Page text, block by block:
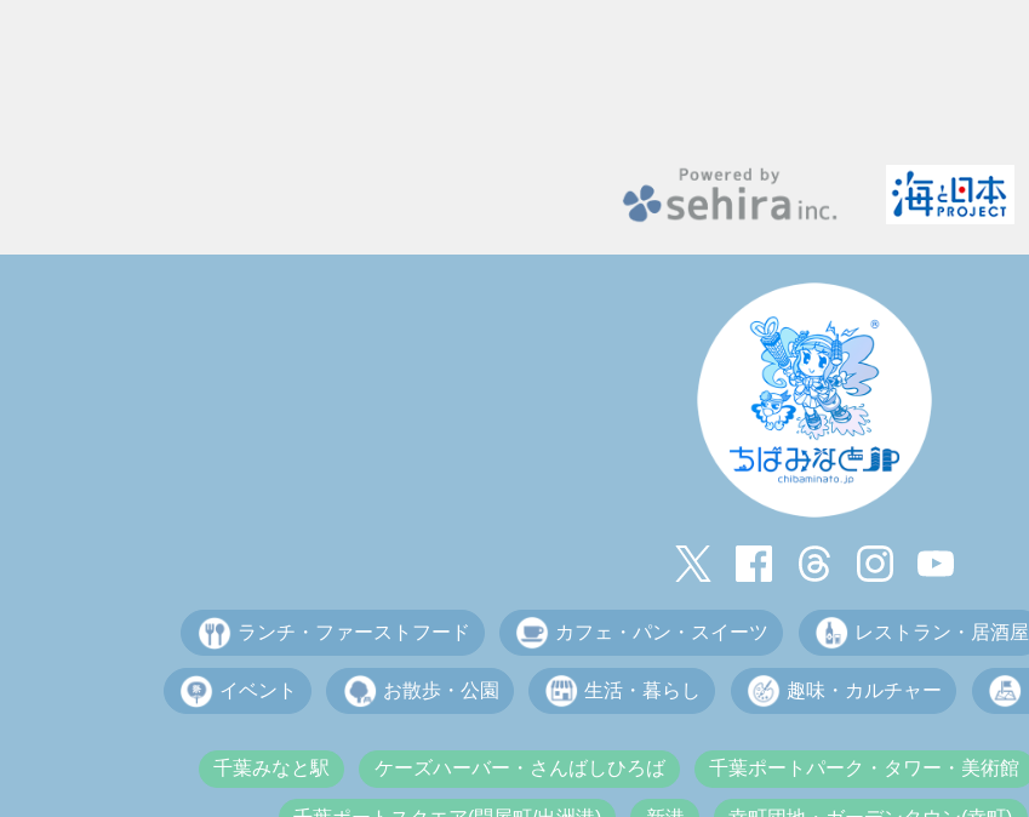
ランチ・ファーストフード カフェ・パン・スイーツ レストラン・居酒屋
イベント お散歩・公園 生活・暮らし 趣味・カルチャー
千葉みなと駅 ケーズハーバー・さんばしひろば 千葉ポートパーク・タワー・美術館